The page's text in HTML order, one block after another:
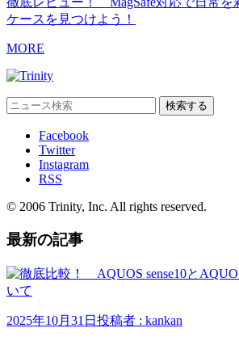
MORE
Facebook
Twitter
Instagram
RSS
© 2006 Trinity, Inc. All rights reserved.
最新の記事
2025年10月31日 投稿者 : kankan